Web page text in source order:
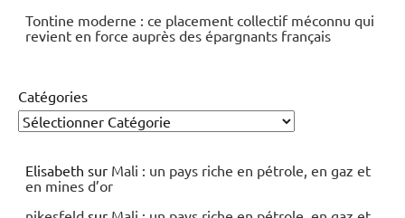
Tontine moderne : ce placement collectif méconnu qui
revient en force auprès des épargnants français
Catégories
Elisabeth sur Mali : un pays riche en pétrole, en gaz et
en mines d’or